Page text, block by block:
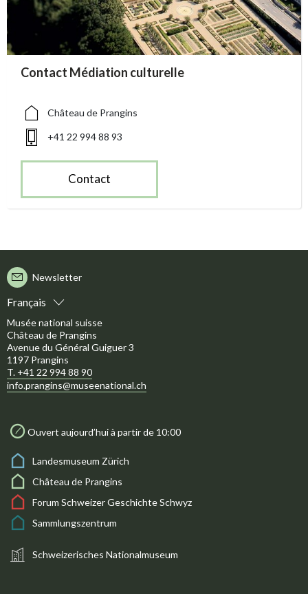
accessibility.sr-only.person_card_info
Contact Médiation culturelle
accessibility.sr-only.museum
Château de Prangins
accessibility.sr-only.phone
+41 22 994 88 93
Contact
Français
Newsletter
Musée national suisse
Château de Prangins
Avenue du Général Guiguer 3
1197 Prangins
T. +41 22 994 88 90
info.prangins@museenational.ch
Ouvert aujourd’hui à partir de 10:00
Landesmuseum Zürich
Château de Prangins
Forum Schweizer Geschichte Schwyz
Sammlungszentrum
Schweizerisches Nationalmuseum